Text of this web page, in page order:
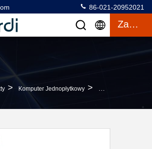
86-021-20952021
Zacytować
> Komputer Jednopłytkowy > Płyta Rozwojowa